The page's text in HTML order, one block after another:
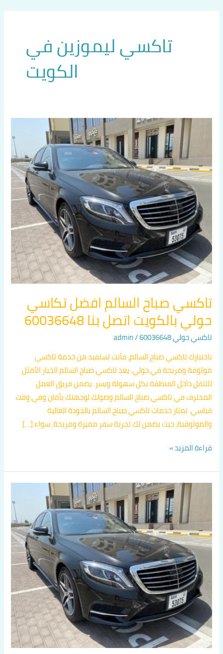
تاكسي ليموزين في
الكويت
تاكسي صباح السالم افضل تكاسي
حولي بالكويت اتصل بنا 60036648
تاكسي حولي 60036648 /
admin
باختيارك تاكسي صباح السالم، فأنت تستفيد من خدمة تاكسي
موثوقة ومريحة في حولي. يعد تاكسي صباح السالم الخيار الأمثل
للتنقل داخل المنطقة بكل سهولة ويسر. يضمن فريق العمل
المحترف في تاكسي صباح السالم وصولك لوجهتك بأمان وفي وقت
قياسي. تمتاز خدمات تاكسي صباح السالم بالجودة العالية
والموثوقية، حيث يضمن لك تجربة سفر مميزة ومريحة. سواء […]
تاكسي
افضل
تكاسي
حولي
بالكويت
اتصل
60036648
قراءة المزيد »
تكاسي
اتصل
بنا
60036648